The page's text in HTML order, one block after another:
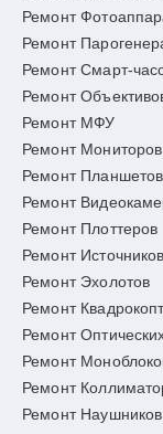
Ремонт
Ремонт
Ремонт Смарт-
Ремонт
Ремонт МФУ
Ремонт Мониторов
Ремонт Планшетов
Ремонт
Ремонт Плоттеров
Ремонт
Ремонт Эхолотов
Ремонт
Ремонт
Ремонт
Ремонт
Ремонт Наушников